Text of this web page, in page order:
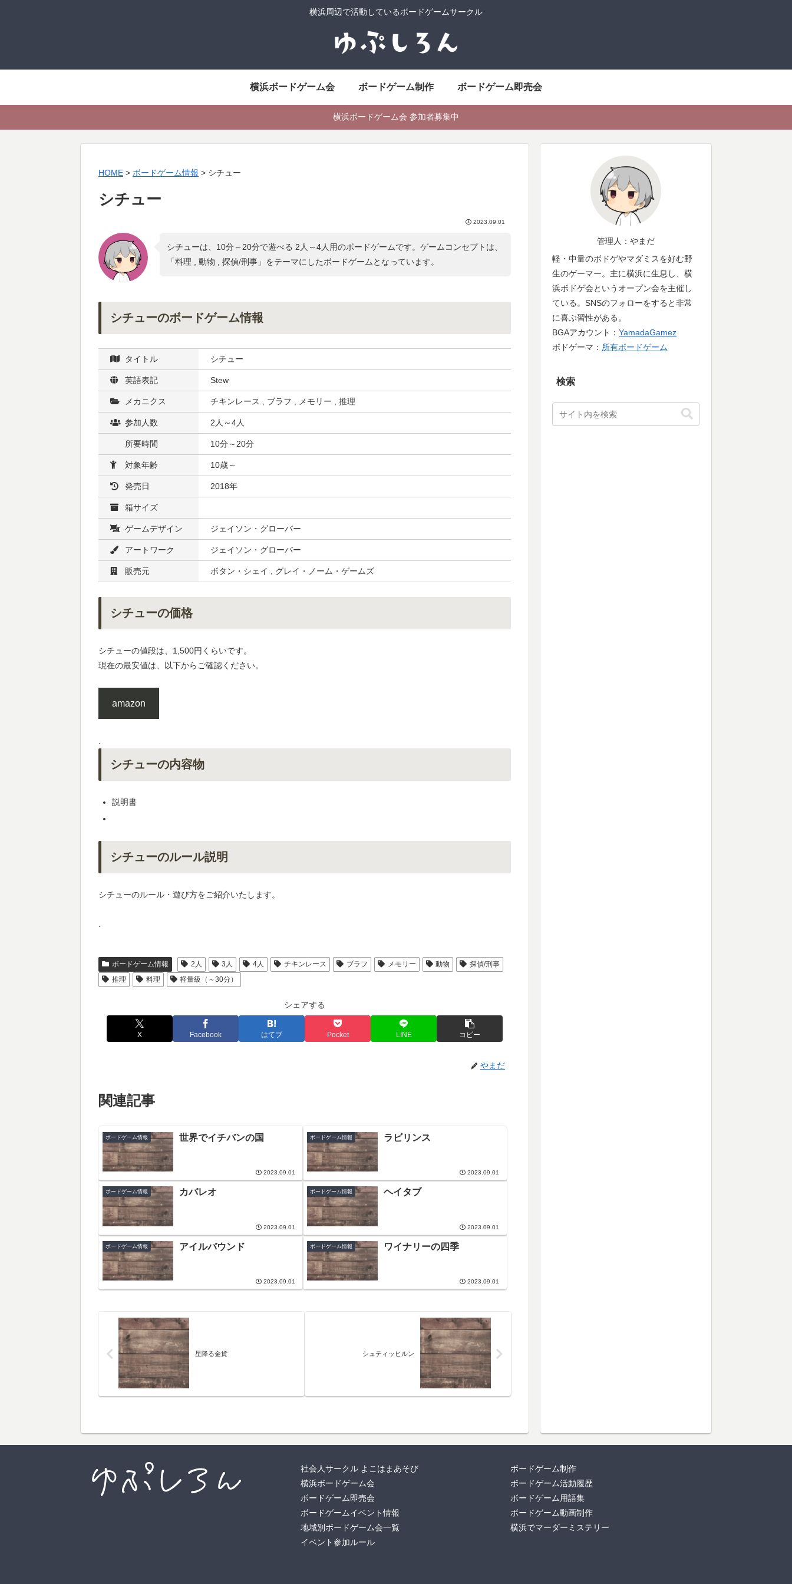
横浜周辺で活動しているボードゲームサークル
横浜ボードゲーム会 ボードゲーム制作 ボードゲーム即売会
横浜ボードゲーム会 参加者募集中
HOME > ボードゲーム情報 > シチュー
シチュー
2023.09.01
シチューは、10分～20分で遊べる 2人～4人用のボードゲームです。ゲームコンセプトは、
「料理 , 動物 , 探偵/刑事 」をテーマにしたボードゲームとなっています。
シチューのボードゲーム情報
タイトル シチュー
英語表記 Stew
メカニクス チキンレース , ブラフ , メモリー , 推理
参加人数 2人～4人
所要時間 10分～20分
対象年齢 10歳～
発売日 2018年
箱サイズ
ゲームデザイン ジェイソン・グローバー
アートワーク ジェイソン・グローバー
販売元 ボタン・シェイ , グレイ・ノーム・ゲームズ
シチューの価格
シチューの値段は、1,500円くらいです。
現在の最安値は、以下からご確認ください。
amazon
.
シチューの内容物
説明書
シチューのルール説明
シチューのルール・遊び方をご紹介いたします。
.
ボードゲーム情報 2人 3人 4人 チキンレース ブラフ メモリー 動物
探偵/刑事
推理
料理 軽量級（～30分）
シェアする
X Facebook はてブ Pocket LINE コピー
やまだ
関連記事
ボードゲーム情報 世界でイチバンの国
2023.09.01
ボードゲーム情報 ラビリンス
2023.09.01
ボードゲーム情報 カバレオ
2023.09.01
ボードゲーム情報 ヘイタブ
2023.09.01
ボードゲーム情報 アイルバウンド
2023.09.01
ボードゲーム情報 ワイナリーの四季
2023.09.01
星降る金貨 シュティッヒルン
管理人：やまだ
軽・中量のボドゲやマダミスを好む野
生のゲーマー。主に横浜に生息し、横
浜ボドゲ会というオープン会を主催し
ている。SNSのフォローをすると非常
に喜ぶ習性がある。
BGAアカウント： YamadaGamez
ボドゲーマ： 所有ボードゲーム
検索
社会人サークル よこはまあそび
横浜ボードゲーム会
ボードゲーム即売会
ボードゲームイベント情報
地域別ボードゲーム会一覧
イベント参加ルール
ボードゲーム制作
ボードゲーム活動履歴
ボードゲーム用語集
ボードゲーム動画制作
横浜でマーダーミステリー